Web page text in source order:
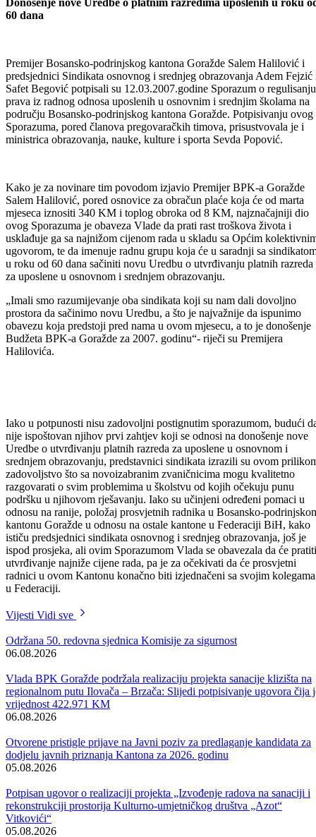
Potpisan Sporazum sa sindikatima osnovnog i srednjeg
obrazovanja na području BPK-a Goražde
predsjednici Sindikata osnovnog i srednjeg obrazovanja Adem Fejzić
Safet Begović potpisali su 12.03.2007.godine Sporazum o regulisanju
prava iz radnog odnosa uposlenih u osnovnim i srednjim školama na
području Bosansko-podrinjskog kantona Goražde. Potpisivanju ovog
Sporazuma, pored članova pregovaračkih timova, prisustvovala je i
Salem Halilović, pored osnovice za obračun plaće koja će od marta
ovog Sporazuma je obaveza Vlade da prati rast troškova života i
usklađuje ga sa najnižom cijenom rada u skladu sa Općim
u roku od 60 dana sačiniti novu Uredbu o utvrđivanju platnih razreda
za uposlene u osnovnom i srednjem obrazovanju.
„Imali smo razumijevanje oba sindikata koji su nam dali dovoljno
obavezu koja predstoji pred nama u ovom mjesecu, a to je donošenje
Budžeta BPK-a Goražde za 2007. godinu“- riječi su Premijera
Halilovića.